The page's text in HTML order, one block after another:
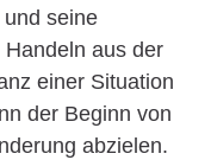
seine
aus der
einer Situation
der Beginn von
abzielen.